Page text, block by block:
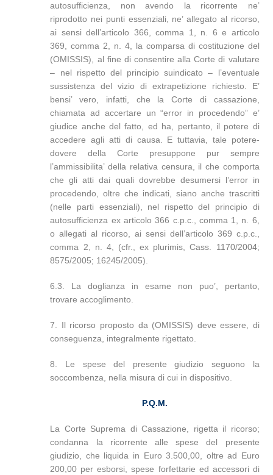
autosufficienza, non avendo la ricorrente ne’
riprodotto nei punti essenziali, ne’ allegato al ricorso,
ai sensi dell’articolo 366, comma 1, n. 6 e articolo
369, comma 2, n. 4, la comparsa di costituzione del
(OMISSIS), al fine di consentire alla Corte di valutare
– nel rispetto del principio suindicato – l’eventuale
sussistenza del vizio di extrapetizione richiesto. E’
bensi’ vero, infatti, che la Corte di cassazione,
chiamata ad accertare un “error in procedendo” e’
giudice anche del fatto, ed ha, pertanto, il potere di
accedere agli atti di causa. E tuttavia, tale potere-
dovere della Corte presuppone pur sempre
l’ammissibilita’ della relativa censura, il che comporta
che gli atti dai quali dovrebbe desumersi l’error in
procedendo, oltre che indicati, siano anche trascritti
(nelle parti essenziali), nel rispetto del principio di
autosufficienza ex articolo 366 c.p.c., comma 1, n. 6,
o allegati al ricorso, ai sensi dell’articolo 369 c.p.c.,
comma 2, n. 4, (cfr., ex plurimis, Cass. 1170/2004;
8575/2005; 16245/2005).
6.3. La doglianza in esame non puo’, pertanto,
trovare accoglimento.
7. Il ricorso proposto da (OMISSIS) deve essere, di
conseguenza, integralmente rigettato.
8. Le spese del presente giudizio seguono la
soccombenza, nella misura di cui in dispositivo.
P.Q.M.
La Corte Suprema di Cassazione, rigetta il ricorso;
condanna la ricorrente alle spese del presente
giudizio, che liquida in Euro 3.500,00, oltre ad Euro
200,00 per esborsi, spese forfettarie ed accessori di